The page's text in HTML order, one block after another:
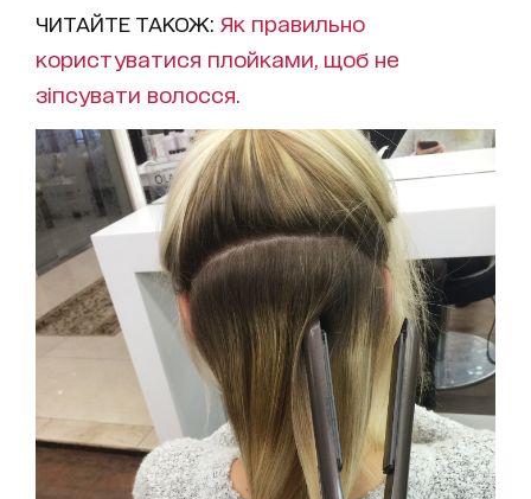
ЧИТАЙТЕ ТАКОЖ: Як правильно
користуватися плойками, щоб не
зіпсувати волосся.